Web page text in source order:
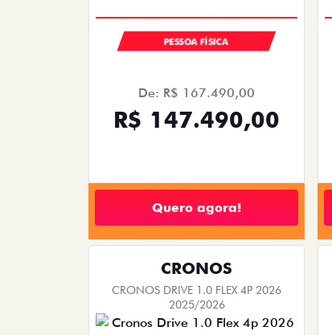
PESSOA FÍSICA
De: R$ 167.490,00
R$ 147.490,00
Quero agora!
CRONOS
CRONOS DRIVE 1.0 FLEX 4P 2026
2025/2026